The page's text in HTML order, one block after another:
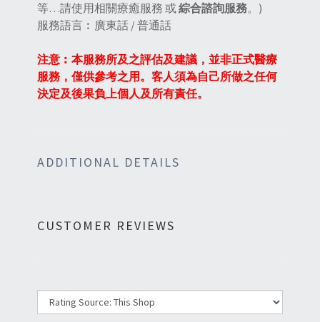
等…請使用相關療癒服務 或綜合諮詢服務。)
服務語言︰廣東話 / 普通話
注意︰本服務所及之評估及建議，並非正式醫療
服務，僅供參考之用。客人須為自己所做之任何
決定及後果負上個人及所有責任。
ADDITIONAL DETAILS
CUSTOMER REVIEWS